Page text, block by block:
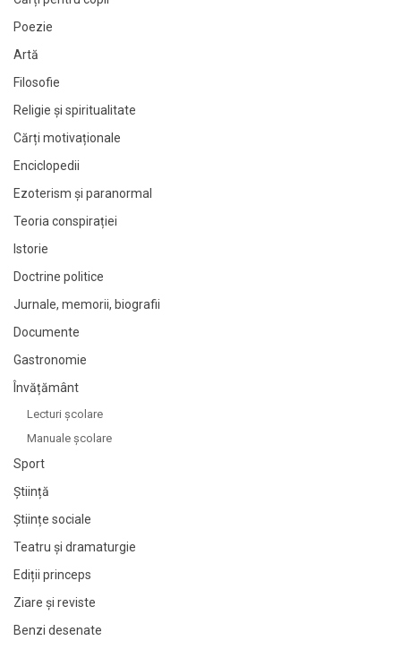
Poezie
Artă
Filosofie
Religie și spiritualitate
Cărți motivaționale
Enciclopedii
Ezoterism și paranormal
Teoria conspirației
Istorie
Doctrine politice
Jurnale, memorii, biografii
Documente
Gastronomie
Învățământ
Lecturi şcolare
Manuale şcolare
Sport
Știință
Științe sociale
Teatru și dramaturgie
Ediții princeps
Ziare şi reviste
Benzi desenate